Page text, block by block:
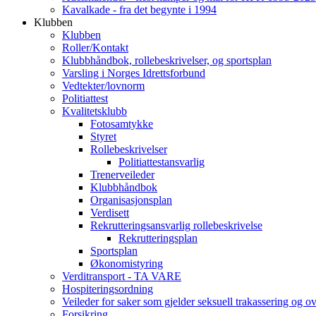
Kavalkade - fra det begynte i 1994
Klubben
Klubben
Roller/Kontakt
Klubbhåndbok, rollebeskrivelser, og sportsplan
Varsling i Norges Idrettsforbund
Vedtekter/lovnorm
Politiattest
Kvalitetsklubb
Fotosamtykke
Styret
Rollebeskrivelser
Politiattestansvarlig
Trenerveileder
Klubbhåndbok
Organisasjonsplan
Verdisett
Rekrutteringsansvarlig rollebeskrivelse
Rekrutteringsplan
Sportsplan
Økonomistyring
Verditransport - TA VARE
Hospiteringsordning
Veileder for saker som gjelder seksuell trakassering og